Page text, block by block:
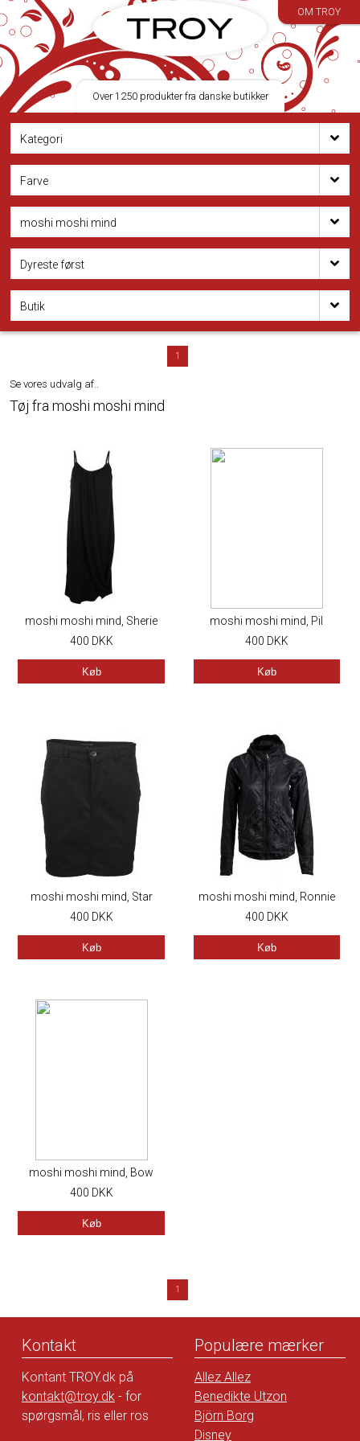
OM TROY
Over 1250 produkter fra danske butikker
Kategori
Farve
moshi moshi mind
Dyreste først
Butik
1
Se vores udvalg af..
Tøj fra moshi moshi mind
moshi moshi mind, Sherie
Dress, Black
400 DKK
Køb
moshi moshi mind, Pil
Pants, Black
400 DKK
Køb
moshi moshi mind, Star
Skirt, Black
400 DKK
Køb
moshi moshi mind, Ronnie
Jacket, Sort
400 DKK
Køb
moshi moshi mind, Bow
100% Silk Blouse, Sort
400 DKK
Køb
1
Kontakt
Kontant TROY.dk på
kontakt@troy.dk- for
spørgsmål, ris eller ros
Populære mærker
Allez Allez
Benedikte Utzon
Björn Borg
Disney